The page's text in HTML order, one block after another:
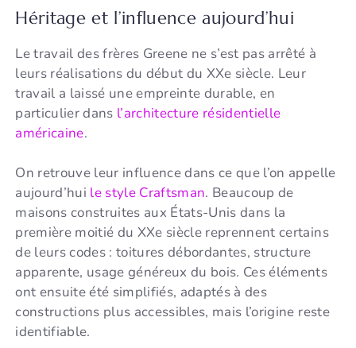
Héritage et l’influence aujourd’hui
Le travail des frères Greene ne s’est pas arrêté à
leurs réalisations du début du XXe siècle. Leur
travail a laissé une empreinte durable, en
particulier dans l’architecture résidentielle
américaine.
On retrouve leur influence dans ce que l’on appelle
aujourd’hui le style Craftsman. Beaucoup de
maisons construites aux États-Unis dans la
première moitié du XXe siècle reprennent certains
de leurs codes : toitures débordantes, structure
apparente, usage généreux du bois. Ces éléments
ont ensuite été simplifiés, adaptés à des
constructions plus accessibles, mais l’origine reste
identifiable.